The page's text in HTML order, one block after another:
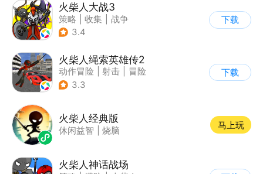
火柴人大战3
策略 收集
战争
| 火柴人
3.4
下载
火柴人绳索英雄传2
动作冒险 射击
冒险
| 开放世界
3.3
下载
火柴人经典版
休闲益智 烧脑
马上玩
火柴人神话战场